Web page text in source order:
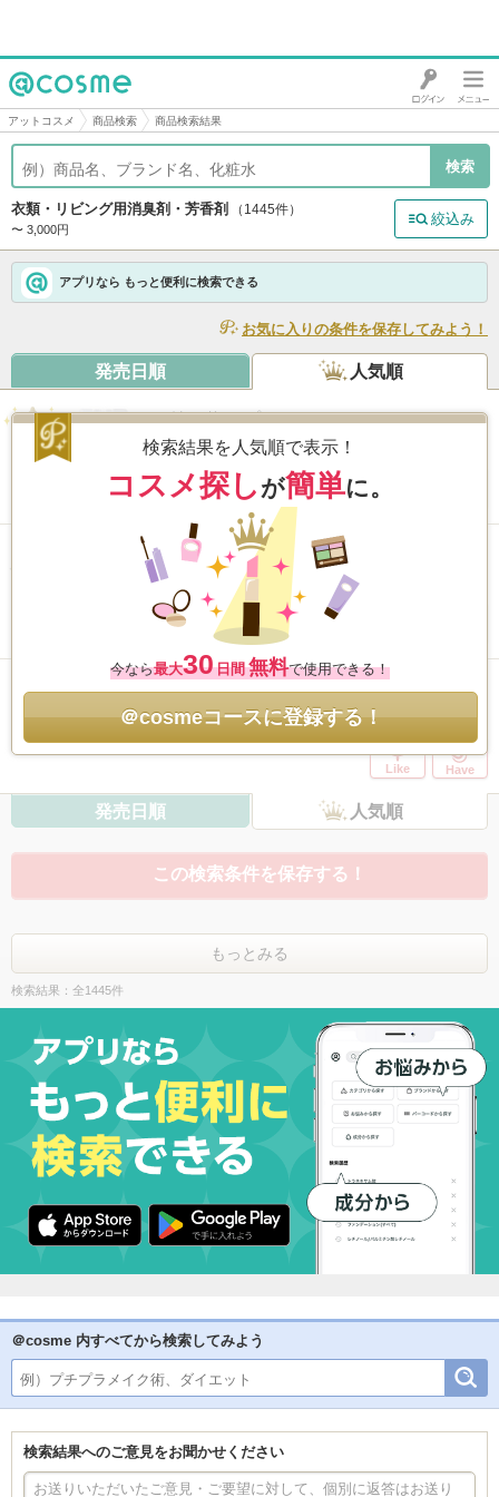
検索結果を人気順で表示！
コスメ探し が簡単に。
今なら最大30日間 無料で使用できる！
＠cosmeコースに登録する！
@cosme
アットコスメ 商品検索 商品検索結果
衣類・リビング用消臭剤・芳香剤 （1445件）
〜 3,000円
絞込み
アプリなら もっと便利に検索できる
お気に入りの条件を保存してみよう！
発売日順 人気順
お浄め塩スプレー/ おいせさん
4.9
2,687件
お浄め縁切スプレー/ おいせさん
4.9
403件
お浄め氣スプレー/ おいせさん
5.1
248件
Like Have
発売日順 人気順
この検索条件を保存する！
もっとみる
検索結果：全1445件
＠cosme 内すべてから検索してみよう
検索結果へのご意見をお聞かせください